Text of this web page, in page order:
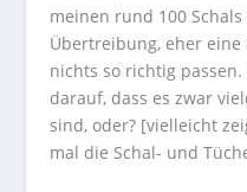
meinen rund 100
Übertreibung, eher
nichts so richtig
darauf, dass es zwar
sind, oder? [vielleicht
mal die Schal- und